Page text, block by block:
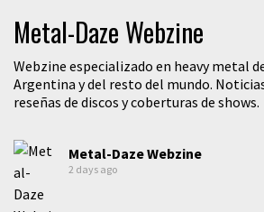
Metal-Daze Webzine
Webzine especializado en heavy metal
Argentina y del resto del mundo.
reseñas de discos y coberturas de shows.
Metal-Daze Webzine
2 days ago